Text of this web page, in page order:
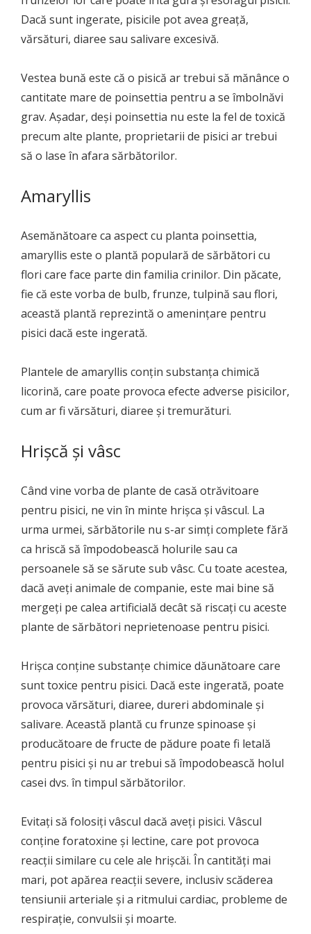
Dacă sunt ingerate, pisicile pot avea greață,
vărsături, diaree sau salivare excesivă.
Vestea bună este că o pisică ar trebui să mănânce o
cantitate mare de poinsettia pentru a se îmbolnăvi
grav. Așadar, deși poinsettia nu este la fel de toxică
precum alte plante, proprietarii de pisici ar trebui
să o lase în afara sărbătorilor.
Amaryllis
Asemănătoare ca aspect cu planta poinsettia,
amaryllis este o plantă populară de sărbători cu
flori care face parte din familia crinilor. Din păcate,
fie că este vorba de bulb, frunze, tulpină sau flori,
această plantă reprezintă o amenințare pentru
pisici dacă este ingerată.
Plantele de amaryllis conțin substanța chimică
licorină, care poate provoca efecte adverse pisicilor,
cum ar fi vărsături, diaree și tremurături.
Hrișcă și vâsc
Când vine vorba de plante de casă otrăvitoare
pentru pisici, ne vin în minte hrișca și vâscul. La
urma urmei, sărbătorile nu s-ar simți complete fără
ca hriscă să împodobească holurile sau ca
persoanele să se sărute sub vâsc. Cu toate acestea,
dacă aveți animale de companie, este mai bine să
mergeți pe calea artificială decât să riscați cu aceste
plante de sărbători neprietenoase pentru pisici.
Hrișca conține substanțe chimice dăunătoare care
sunt toxice pentru pisici. Dacă este ingerată, poate
provoca vărsături, diaree, dureri abdominale și
salivare. Această plantă cu frunze spinoase și
producătoare de fructe de pădure poate fi letală
pentru pisici și nu ar trebui să împodobească holul
casei dvs. în timpul sărbătorilor.
Evitați să folosiți vâscul dacă aveți pisici. Vâscul
conține foratoxine și lectine, care pot provoca
reacții similare cu cele ale hrișcăi. În cantități mai
mari, pot apărea reacții severe, inclusiv scăderea
tensiunii arteriale și a ritmului cardiac, probleme de
respirație, convulsii și moarte.